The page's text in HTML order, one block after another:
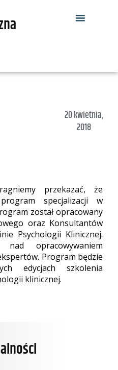
20 kwietnia,
2018
przekazać, że
specjalizacji w
został opracowany
oraz Konsultantów
Psychologii Klinicznej.
nad opracowywaniem
Program będzie
edycjach szkolenia
klinicznej.